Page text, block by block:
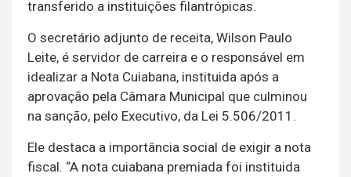
transferido a instituições filantrópicas.
O secretário adjunto de receita, Wilson Paulo
Leite, é servidor de carreira e o responsável em
idealizar a Nota Cuiabana, instituida após a
aprovação pela Câmara Municipal que culminou
na sanção, pelo Executivo, da Lei 5.506/2011.
Ele destaca a importância social de exigir a nota
fiscal. “A nota cuiabana premiada foi instituida